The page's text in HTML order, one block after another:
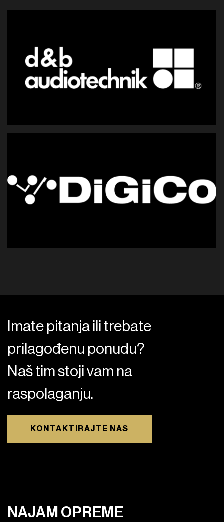
Imate pitanja ili trebate
prilagođenu ponudu?
Naš tim stoji vam na
raspolaganju.
KONTAKTIRAJTE NAS
NAJAM OPREME